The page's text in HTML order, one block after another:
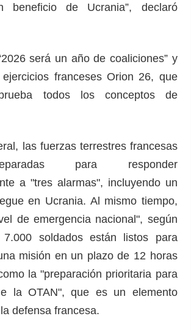
beneficio de Ucrania”, declaró
será un año de coaliciones” y
franceses Orion 26, que
todos los conceptos de
las fuerzas terrestres francesas
para responder
a "tres alarmas", incluyendo un
en Ucrania. Al mismo tiempo,
de emergencia nacional", según
soldados están listos para
misión en un plazo de 12 horas
la "preparación prioritaria para
la OTAN", que es un elemento
defensa francesa.